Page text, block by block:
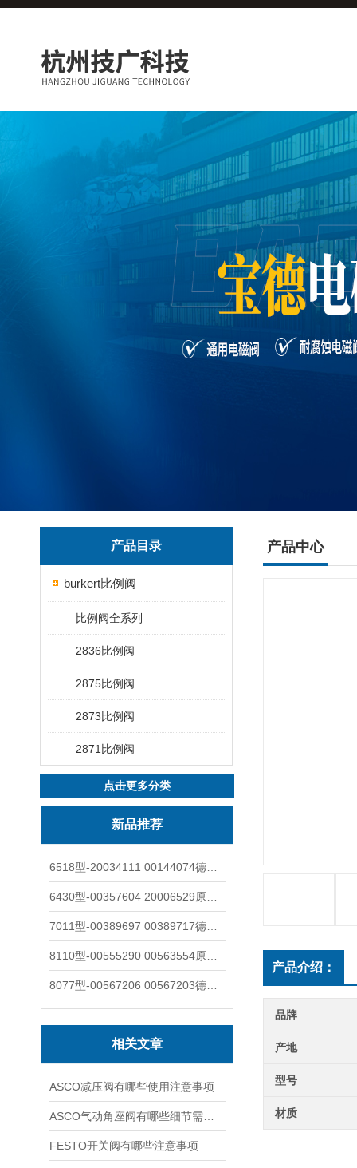
产品目录
burkert比例阀
比例阀全系列
2836比例阀
2875比例阀
2873比例阀
2871比例阀
点击更多分类
新品推荐
相关文章
ASCO减压阀有哪些使用注意事项
FESTO开关阀有哪些注意事项
产品中心
产品介绍：
品牌
产地
型号
材质